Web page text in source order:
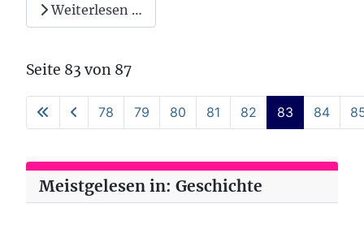
Weiterlesen …
Seite 83 von 87
78 79 80 81 82 83 84
Meistgelesen in: Geschichte